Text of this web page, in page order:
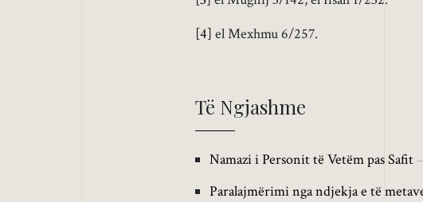
[4] el Mexhmu 6/257.
Të Ngjashme
Namazi i Personit të Vetëm pas Safit
Paralajmërimi nga ndjekja e të